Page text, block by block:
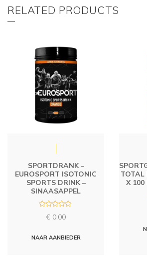
RELATED PRODUCTS
SPORTDRANK –
EUROSPORT ISOTONIC
SPORTS DRINK –
SINAASAPPEL
d
€ 0,00
NAAR AANBIEDER
TOTAL
X 100